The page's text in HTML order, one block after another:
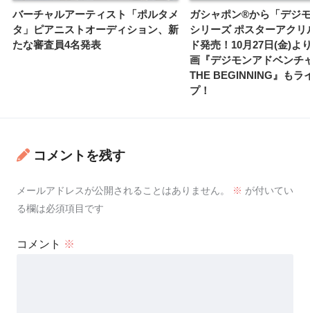
バーチャルアーティスト「ポルタメ
タ」ピアニストオーディション、新
たな審査員4名発表
ガシャポン®から「デジ
シリーズ ポスターアクリ
ド発売！10月27日(金)よ
画『デジモンアドベンチ
THE BEGINNING』もラ
プ！
コメントを残す
メールアドレスが公開されることはありません。 ※ が付いてい
る欄は必須項目です
コメント ※